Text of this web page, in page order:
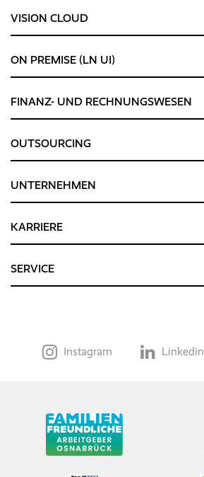
VISION CLOUD
ON PREMISE (LN UI)
FINANZ- UND RECHNUNGSWESEN
OUTSOURCING
UNTERNEHMEN
KARRIERE
SERVICE
Instagram Linkedin